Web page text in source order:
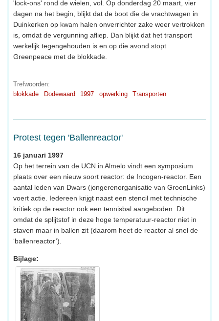
'lock-ons' rond de wielen, vol. Op donderdag 20 maart, vier
dagen na het begin, blijkt dat de boot die de vrachtwagen in
Duinkerken op kwam halen onverrichter zake weer vertrokken
is, omdat de vergunning afliep. Dan blijkt dat het transport
werkelijk tegengehouden is en op die avond stopt
Greenpeace met de blokkade.
Trefwoorden:
blokkade
Dodewaard 1997 opwerking Transporten
Protest tegen 'Ballenreactor'
16 januari 1997
Op het terrein van de UCN in Almelo vindt een symposium
plaats over een nieuw soort reactor: de Incogen-reactor. Een
aantal leden van Dwars (jongerenorganisatie van GroenLinks)
voert actie. Iedereen krijgt naast een stencil met technische
kritiek op de reactor ook een tennisbal aangeboden. Dit
omdat de splijtstof in deze hoge temperatuur-reactor niet in
staven maar in ballen zit (daarom heet de reactor al snel de
‘ballenreactor’).
Bijlage: